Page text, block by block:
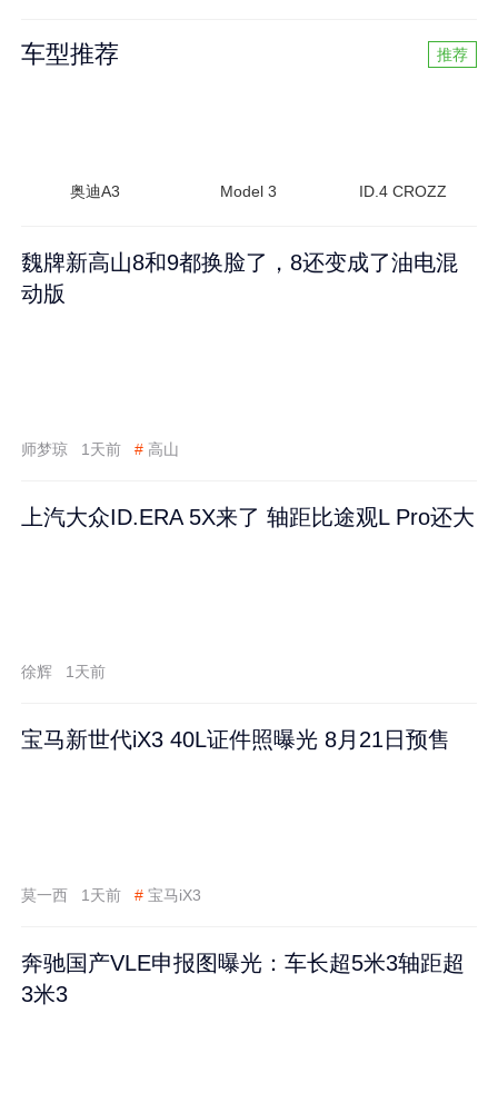
车型推荐 推荐
奥迪A3 Model 3 ID.4 CROZZ
魏牌新高山8和9都换脸了，8还变成了油电混
动版
师梦琼 1天前 # 高山
上汽大众ID.ERA 5X来了 轴距比途观L Pro还大
徐辉 1天前
宝马新世代iX3 40L证件照曝光 8月21日预售
莫一西 1天前 # 宝马iX3
奔驰国产VLE申报图曝光：车长超5米3轴距超
3米3